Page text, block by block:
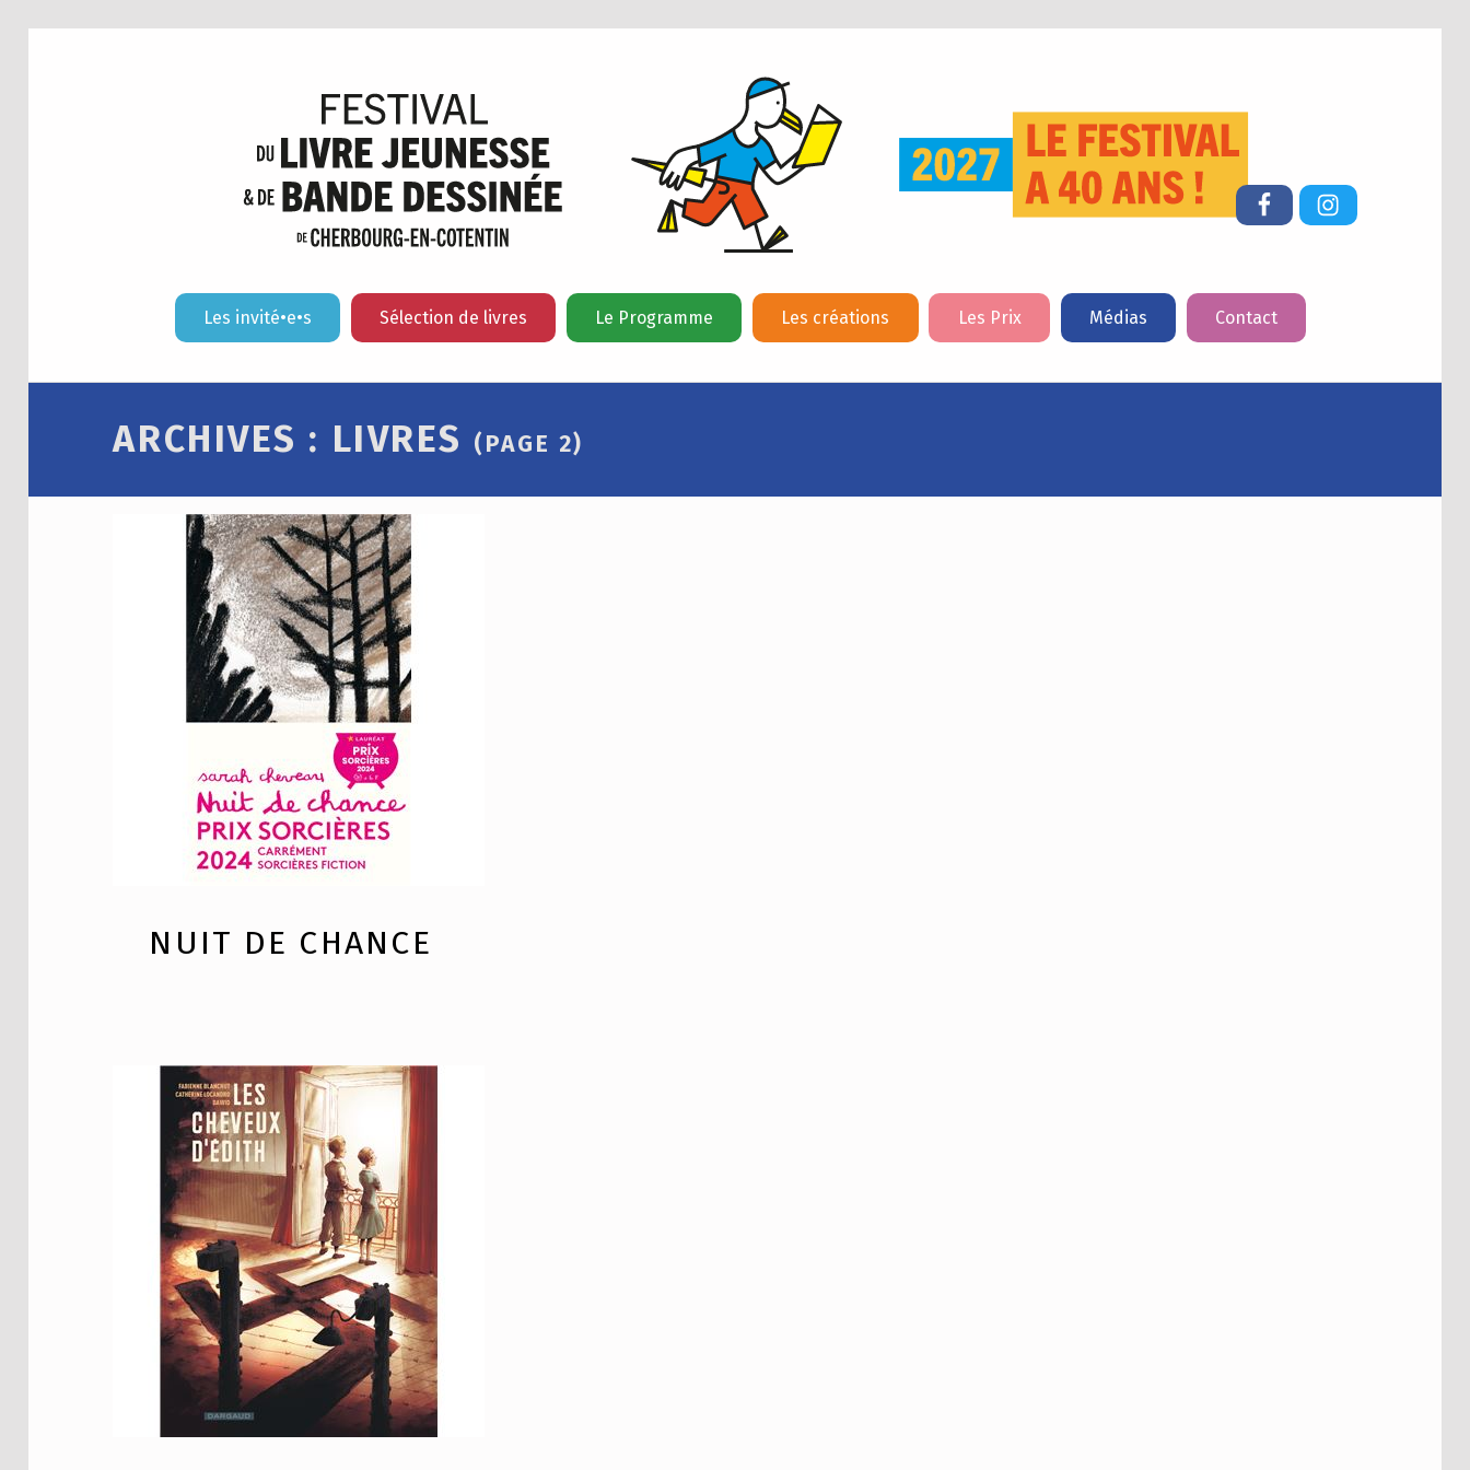
Les invité•e•s Sélection de livres Le Programme Les créations Les Prix Médias Contact
FacebookInstagram
ARCHIVES : LIVRES (PAGE 2)
NUIT DE CHANCE